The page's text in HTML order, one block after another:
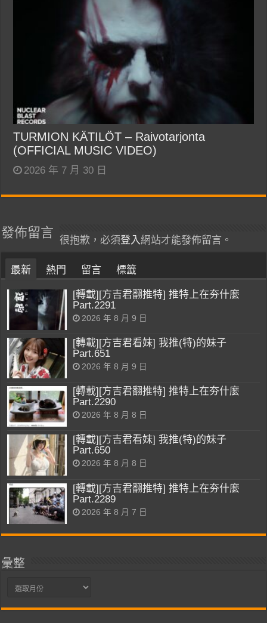
TURMION KÄTILÖT – Raivotarjonta
(OFFICIAL MUSIC VIDEO)
2026 年 7 月 30 日
發佈留言
很抱歉，必須登入網站才能發佈留言。
最新 熱門 留言 標籤
[轉載][方吉君翻推特] 推特上在夯什麼
Part.2291
2026 年 8 月 9 日
[轉載][方吉君看妹] 我推(特)的妹子
Part.651
2026 年 8 月 9 日
[轉載][方吉君翻推特] 推特上在夯什麼
Part.2290
2026 年 8 月 8 日
[轉載][方吉君看妹] 我推(特)的妹子
Part.650
2026 年 8 月 8 日
[轉載][方吉君翻推特] 推特上在夯什麼
Part.2289
2026 年 8 月 7 日
彙整
彙